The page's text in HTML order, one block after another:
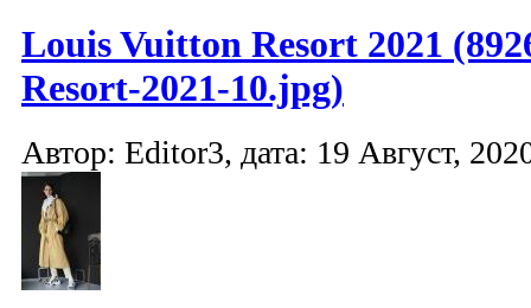
Louis Vuitton Resort 2021
Resort-2021-10.jpg)
Автор: Editor3, дата: 19 Август,